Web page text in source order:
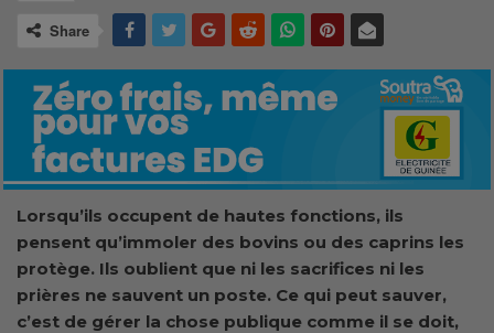
Share
Lorsqu’ils occupent de hautes fonctions, ils
pensent qu’immoler des bovins ou des caprins les
protège. Ils oublient que ni les sacrifices ni les
prières ne sauvent un poste. Ce qui peut sauver,
c’est de gérer la chose publique comme il se doit,